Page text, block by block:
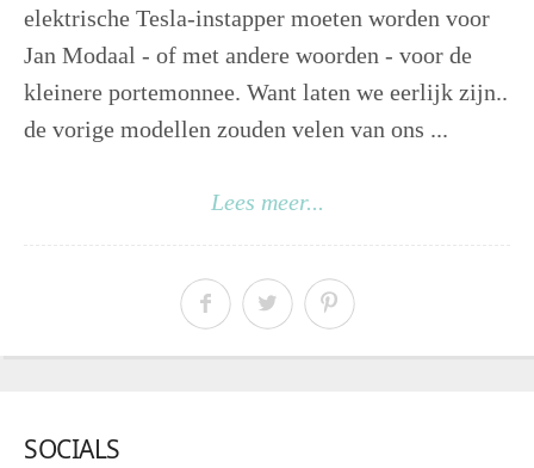
elektrische Tesla-instapper moeten worden voor
Jan Modaal - of met andere woorden - voor de
kleinere portemonnee. Want laten we eerlijk zijn..
de vorige modellen zouden velen van ons ...
Lees meer...
SOCIALS